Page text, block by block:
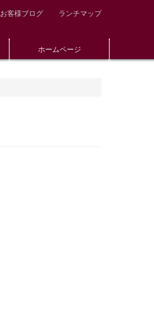
お客様ブログ ランチマップ
ホームページ